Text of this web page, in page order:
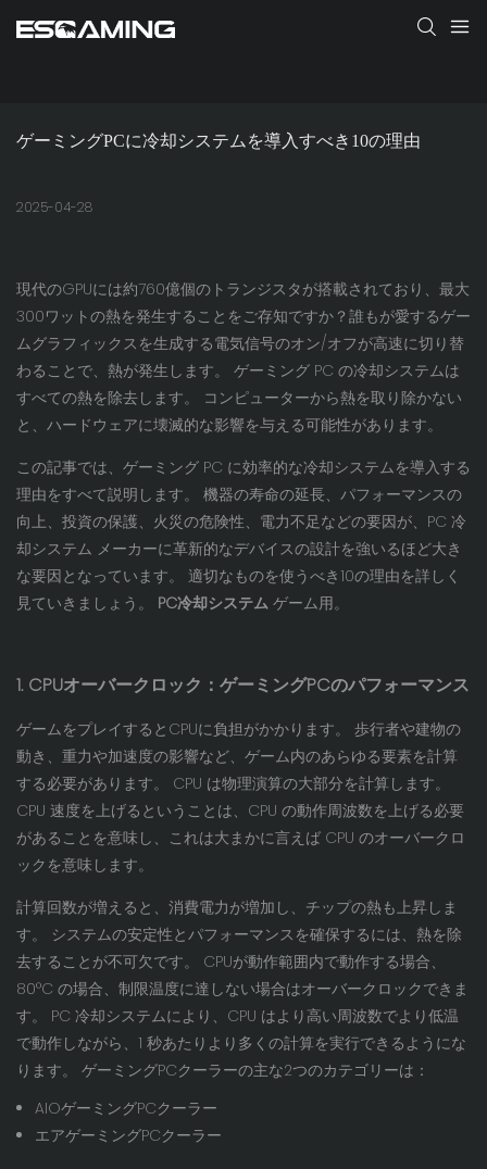
ゲーミングPCに冷却システムを導入すべき10の理由
2025-04-28
現代のGPUには約760億個のトランジスタが搭載されており、最大
300ワットの熱を発生することをご存知ですか？誰もが愛するゲー
ムグラフィックスを生成する電気信号のオン/オフが高速に切り替
わることで、熱が発生します。 ゲーミング PC の冷却システムは
すべての熱を除去します。 コンピューターから熱を取り除かない
と、ハードウェアに壊滅的な影響を与える可能性があります。
この記事では、ゲーミング PC に効率的な冷却システムを導入する
理由をすべて説明します。 機器の寿命の延長、パフォーマンスの
向上、投資の保護、火災の危険性、電力不足などの要因が、PC 冷
却システム メーカーに革新的なデバイスの設計を強いるほど大き
な要因となっています。 適切なものを使うべき10の理由を詳しく
見ていきましょう。 PC冷却システム ゲーム用。
1. CPUオーバークロック：ゲーミングPCのパフォーマンス
ゲームをプレイするとCPUに負担がかかります。 歩行者や建物の
動き、重力や加速度の影響など、ゲーム内のあらゆる要素を計算
する必要があります。 CPU は物理演算の大部分を計算します。
CPU 速度を上げるということは、CPU の動作周波数を上げる必要
があることを意味し、これは大まかに言えば CPU のオーバークロ
ックを意味します。
計算回数が増えると、消費電力が増加し、チップの熱も上昇しま
す。 システムの安定性とパフォーマンスを確保するには、熱を除
去することが不可欠です。 CPUが動作範囲内で動作する場合、
80°C の場合、制限温度に達しない場合はオーバークロックできま
す。 PC 冷却システムにより、CPU はより高い周波数でより低温
で動作しながら、1 秒あたりより多くの計算を実行できるようにな
ります。 ゲーミングPCクーラーの主な2つのカテゴリーは：
AIOゲーミングPCクーラー
エアゲーミングPCクーラー